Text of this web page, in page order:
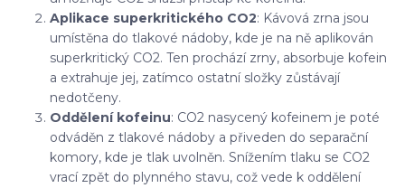
Aplikace superkritického CO2: Kávová zrna jsou
umístěna do tlakové nádoby, kde je na ně aplikován
superkritický CO2. Ten prochází zrny, absorbuje kofein
a extrahuje jej, zatímco ostatní složky zůstávají
nedotčeny.
Oddělení kofeinu: CO2 nasycený kofeinem je poté
odváděn z tlakové nádoby a přiveden do separační
komory, kde je tlak uvolněn. Snížením tlaku se CO2
vrací zpět do plynného stavu, což vede k oddělení